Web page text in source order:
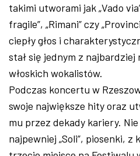
takimi utworami jak „Vado
fragile”, „Rimani” czy
ciepły głos i
stał się jednym z
włoskich wokalistów.
Podczas koncertu w
swoje największe hity oraz
mu przez dekady kariery.
najpewniej „Soli”, piosenki, z